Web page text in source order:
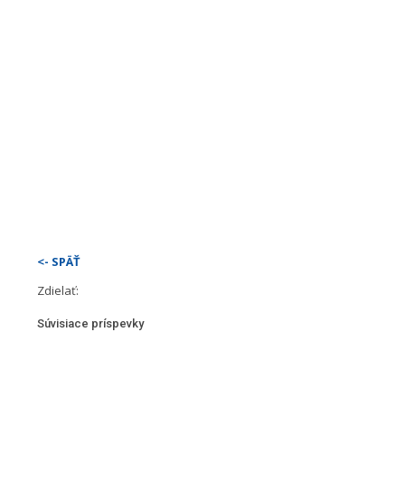
<- SPÄŤ
Zdielať:
Súvisiace príspevky